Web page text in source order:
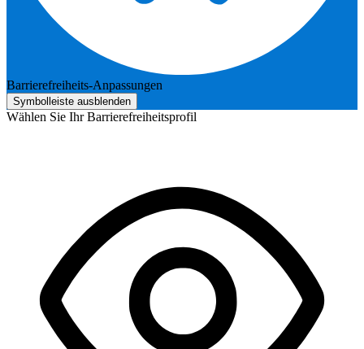
Barrierefreiheits-Anpassungen
Symbolleiste ausblenden
Wählen Sie Ihr Barrierefreiheitsprofil